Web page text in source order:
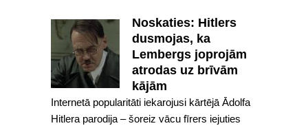
Noskaties: Hitlers
dusmojas, ka
Lembergs joprojām
atrodas uz brīvām
kājām
Internetā popularitāti iekarojusi kārtējā Ādolfa
Hitlera parodija – šoreiz vācu fīrers iejuties